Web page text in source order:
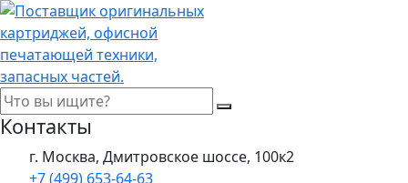
Контакты
г. Москва, Дмитровское шоссе, 100к2
+7 (499) 653-64-63